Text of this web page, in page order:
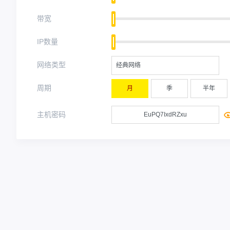
带宽
IP数量
网络类型 经典网络
周期 月 季 半年
主机密码